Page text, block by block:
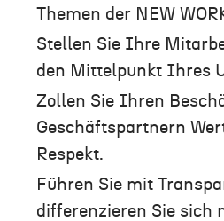
Themen der NEW
Stellen Sie Ihre
den Mittelpunkt Ihres
Zollen Sie Ihren
Geschäftspartnern
Respekt.
Führen Sie mit
differenzieren Sie sich